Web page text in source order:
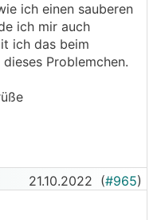
ich einen sauberen
ich mir auch
ich das beim
Problemchen.
21.10.2022 (#965)